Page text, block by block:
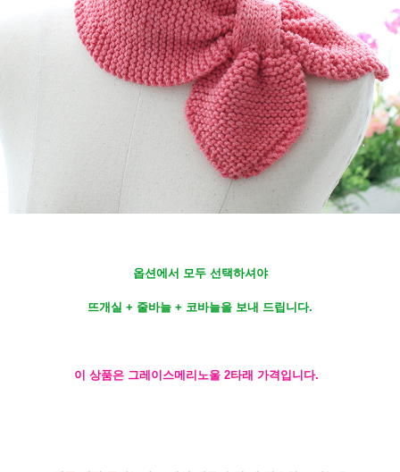
옵션에서 모두 선택하셔야
뜨개실 + 줄바늘 + 코바늘을 보내 드립니다.
이 상품은 그레이스메리노울 2타래 가격입니다.